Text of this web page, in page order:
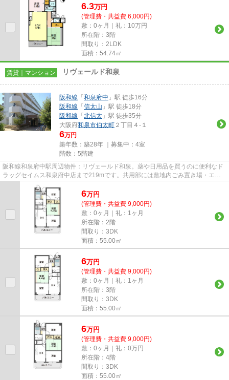
6.3万円
(管理費・共益費 6,000円)
敷：0ヶ月｜礼：10万円
所在階：3階
間取り：2LDK
面積：54.74㎡
賃貸｜マンション リヴェールド和泉
阪和線 「 和泉府中 」駅 徒歩16分
阪和線 「 信太山 」駅 徒歩18分
阪和線 「 北信太 」駅 徒歩35分
大阪府和泉市伯太町 ２丁目４-１
6万円
築年数：築28年 ｜募集中： 4室
階数：5階建
阪和線和泉府中駅周辺物件：リヴェールド和泉。薬や日用品を買うのに便利なド
ラッグセイムス和泉府中店まで219mです。共用部には敷地内ごみ置き場・エレ
ベータなど様々な設備やサービ...
6万円
(管理費・共益費 9,000円)
敷：0ヶ月｜礼：1ヶ月
所在階：2階
間取り：3DK
面積：55.00㎡
6万円
(管理費・共益費 9,000円)
敷：0ヶ月｜礼：1ヶ月
所在階：3階
間取り：3DK
面積：55.00㎡
6万円
(管理費・共益費 9,000円)
敷：0ヶ月｜礼：0万円
所在階：4階
間取り：3DK
面積：55.00㎡